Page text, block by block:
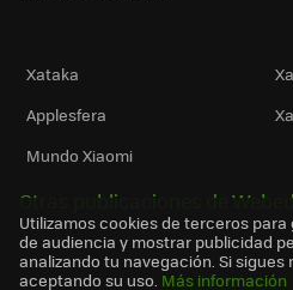
Xataka
Applesfera
Mundo Xiaomi
Otras publicaciones de
Utilizamos cookies de terceros
de audiencia y mostrar publicidad
analizando tu navegación. Si
aceptando su uso. Más información